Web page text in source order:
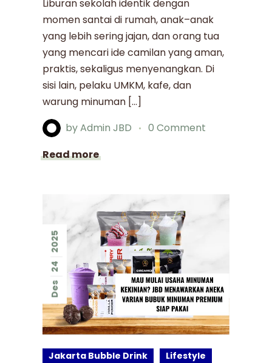
Liburan sekolah identik dengan
momen santai di rumah, anak–anak
yang lebih sering jajan, dan orang tua
yang mencari ide camilan yang aman,
praktis, sekaligus menyenangkan. Di
sisi lain, pelaku UMKM, kafe, dan
warung minuman […]
byAdmin JBD
0 Comment
Read more
Des
24
2025
Jakarta Bubble Drink Lifestyle